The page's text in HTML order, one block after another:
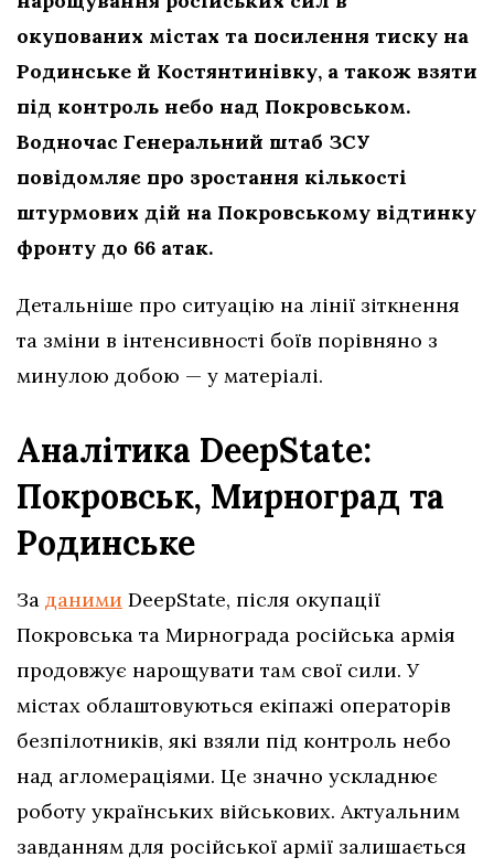
окупованих містах та посилення тиску на
Родинське й Костянтинівку, а також взяти
під контроль небо над Покровськом.
Водночас Генеральний штаб ЗСУ
повідомляє про зростання кількості
штурмових дій на Покровському відтинку
фронту до 66 атак.
Детальніше про ситуацію на лінії зіткнення
та зміни в інтенсивності боїв порівняно з
минулою добою — у матеріалі.
Аналітика DeepState:
Покровськ, Мирноград та
Родинське
За даними DeepState, після окупації
Покровська та Мирнограда російська армія
продовжує нарощувати там свої сили. У
містах облаштовуються екіпажі операторів
безпілотників, які взяли під контроль небо
над агломераціями. Це значно ускладнює
роботу українських військових. Актуальним
завданням для російської армії залишається